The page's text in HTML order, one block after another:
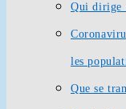
Qui dirige
les
Que se